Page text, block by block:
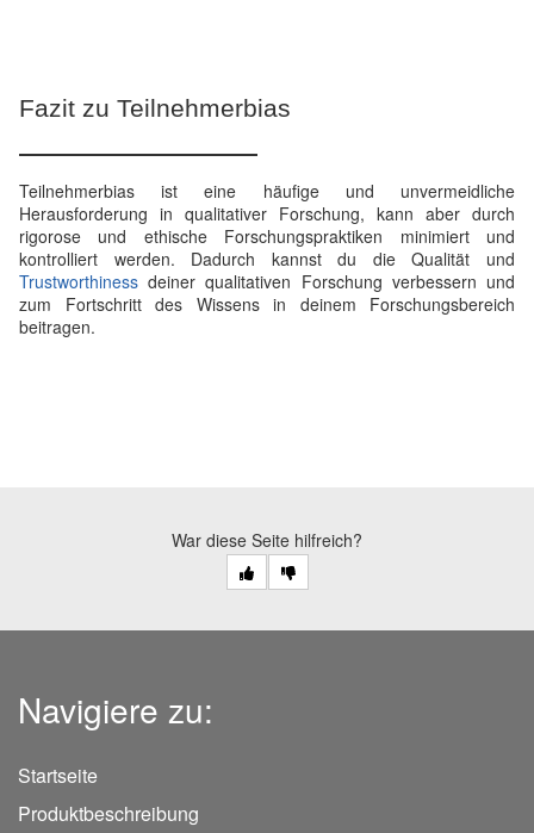
Fazit zu Teilnehmerbias
Teilnehmerbias ist eine häufige und unvermeidliche
Herausforderung in qualitativer Forschung, kann aber durch
rigorose und ethische Forschungspraktiken minimiert und
kontrolliert werden. Dadurch kannst du die Qualität und
Trustworthiness deiner qualitativen Forschung verbessern und
zum Fortschritt des Wissens in deinem Forschungsbereich
beitragen.
War diese Seite hilfreich?
Navigiere zu:
Startseite
Produktbeschreibung